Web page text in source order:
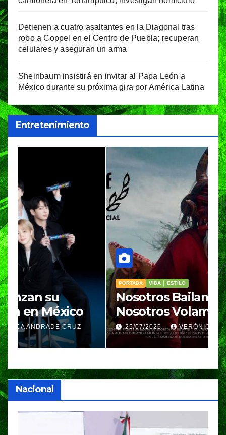
Detienen a cuatro asaltantes en la Diagonal tras
robo a Coppel en el Centro de Puebla; recuperan
celulares y aseguran un arma
Sheinbaum insistirá en invitar al Papa León a
México durante su próxima gira por América Latina
Entretenimiento
Nosotros Bailamos,
Nosotros Volamos llega al
GIFF
25/07/2026 VERÓNICA ANDRADE CRUZ
Nacional